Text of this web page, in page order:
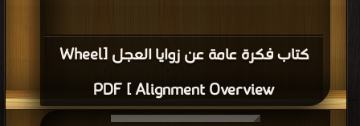
كتاب فكرة عامة عن زوايا العجل [Wheel
Alignment Overview ] PDF